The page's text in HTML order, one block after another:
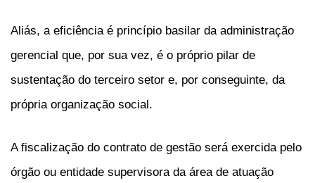
Aliás, a eficiência é princípio basilar da administração
gerencial que, por sua vez, é o próprio pilar de
sustentação do terceiro setor e, por conseguinte, da
própria organização social.
A fiscalização do contrato de gestão será exercida pelo
órgão ou entidade supervisora da área de atuação